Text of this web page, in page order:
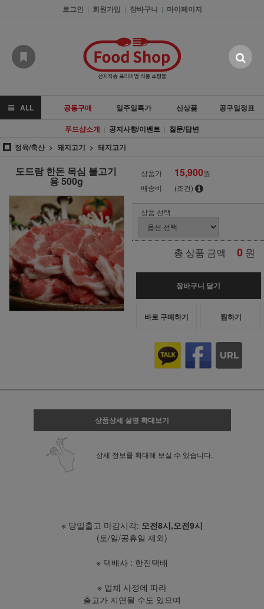
로그인 | 회원가입 | 장바구니 | 마이페이지
ALL 공동구매 일주일특가 신상품
공구일정표
푸드샵소개 | 공지사항/이벤트 | 질문/답변
정육/축산
돼지고기 돼지고기
도드람 한돈 목심 불고기
용 500g
상품가 15,900원
배송비
(조건)
상품 선택
총 상품 금액 0 원
장바구니 담기
바로 구매하기 찜하기
상품상세 설명 확대보기
상세 정보를 확대해 보실 수 있습니다.
※ 당일출고 마감시각: 오전8시,오전9시
(토/일/공휴일 제외)
※ 택배사 : 한진택배
※ 업체 사정에 따라
출고가 지연될 수도 있으며